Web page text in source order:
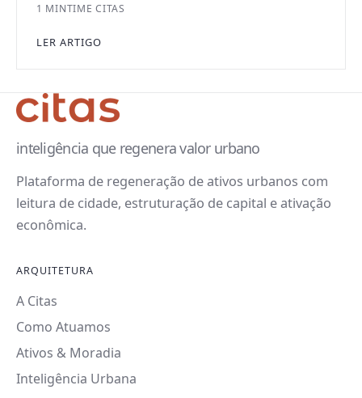
1 MINTIME CITAS
LER ARTIGO
inteligência que regenera valor urbano
Plataforma de regeneração de ativos urbanos com
leitura de cidade, estruturação de capital e ativação
econômica.
ARQUITETURA
A Citas
Como Atuamos
Ativos & Moradia
Inteligência Urbana